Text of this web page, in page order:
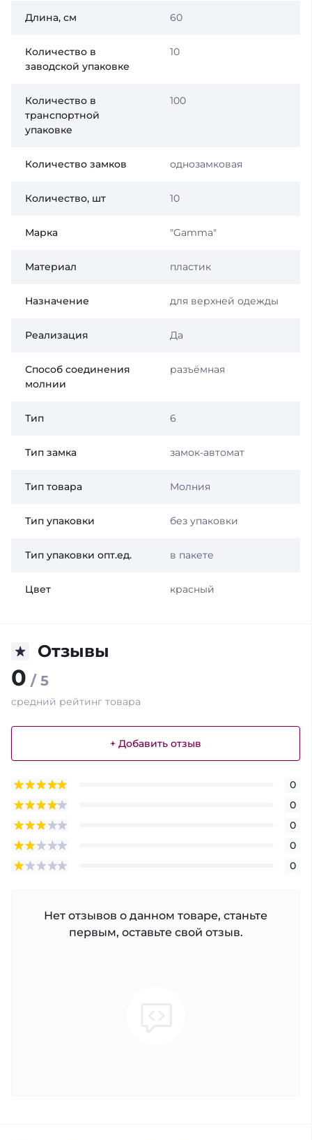
Длина, см 60
Количество в
заводской упаковке
10
Количество в
транспортной
упаковке
100
Количество замков однозамковая
Количество, шт 10
Марка "Gamma"
Материал пластик
Назначение для верхней одежды
Реализация Да
Способ соединения
молнии
разъёмная
Тип 6
Тип замка замок-автомат
Тип товара Молния
Тип упаковки без упаковки
Тип упаковки опт.ед. в пакете
Цвет красный
Отзывы
0 / 5
средний рейтинг товара
+ Добавить отзыв
0
0
0
0
0
Нет отзывов о данном товаре, станьте
первым, оставьте свой отзыв.